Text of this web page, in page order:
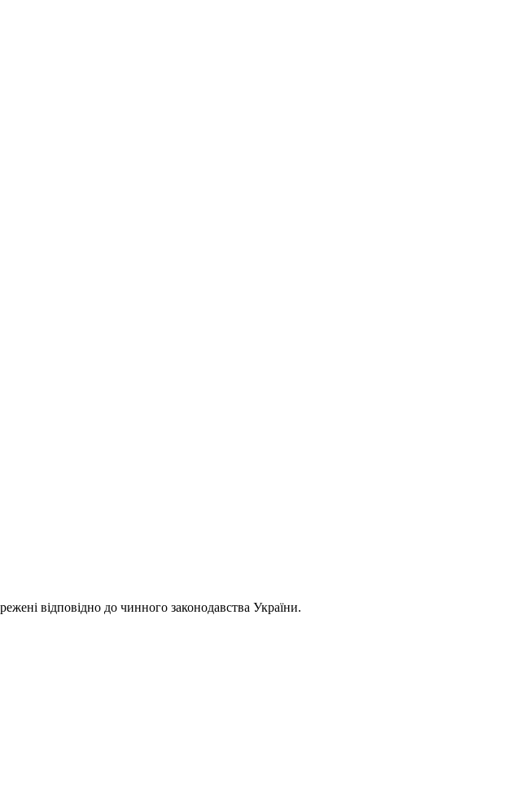
відповідно до чинного законодавства України.